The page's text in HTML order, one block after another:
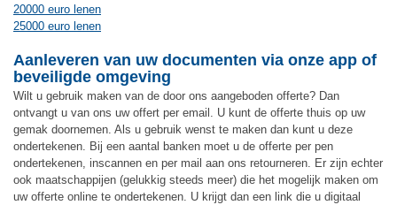
20000 euro lenen
25000 euro lenen
Aanleveren van uw documenten via onze app of
beveiligde omgeving
Wilt u gebruik maken van de door ons aangeboden offerte? Dan
ontvangt u van ons uw offert per email. U kunt de offerte thuis op uw
gemak doornemen. Als u gebruik wenst te maken dan kunt u deze
ondertekenen. Bij een aantal banken moet u de offerte per pen
ondertekenen, inscannen en per mail aan ons retourneren. Er zijn echter
ook maatschappijen (gelukkig steeds meer) die het mogelijk maken om
uw offerte online te ondertekenen. U krijgt dan een link die u digitaal